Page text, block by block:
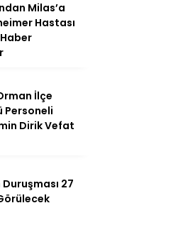
Facebook
Milas’a
Hastası
İlçe
Personeli
Dirik Vefat
Duruşması 27